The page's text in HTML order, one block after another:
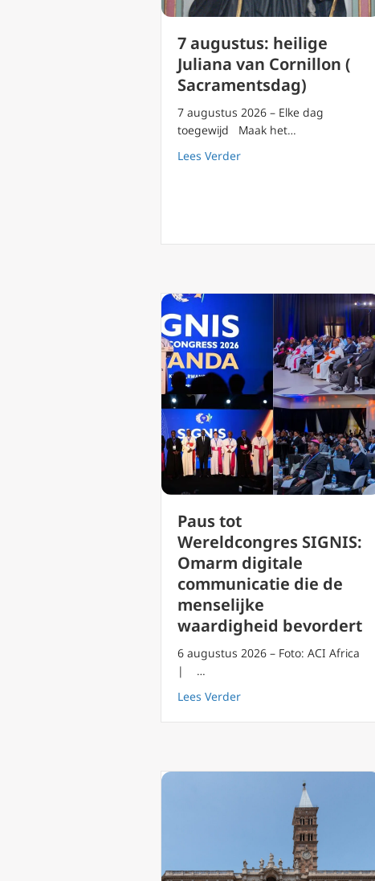
7 augustus: heilige
Juliana van Cornillon (
Sacramentsdag)
7 augustus 2026 – Elke dag
toegewijd Maak het…
Lees Verderabout 7 augustus:
Paus tot
Wereldcongres SIGNIS:
Omarm digitale
communicatie die de
menselijke
waardigheid bevordert
6 augustus 2026 – Foto: ACI Africa
| …
Lees Verderabout Paus tot